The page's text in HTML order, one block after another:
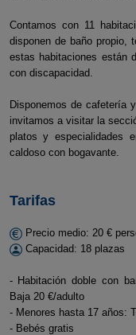
Contamos con 11
disponen de baño propio,
estas habitaciones están
con discapacidad.
Disponemos de cafetería
invitamos a visitar la
platos y especialidades
caldoso con bogavante.
Tarifas
Precio medio: 20 €
Capacidad: 18 plazas
- Habitación doble con
Baja 20 €/adulto
- Menores hasta 17 años:
- Bebés gratis